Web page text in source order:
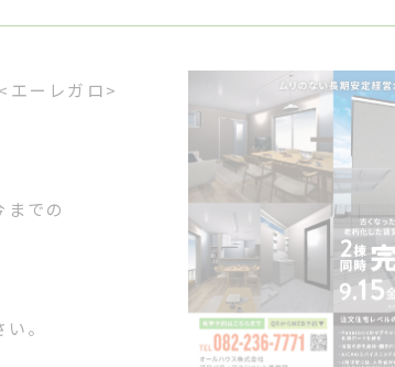
エーレガロ>
での
。